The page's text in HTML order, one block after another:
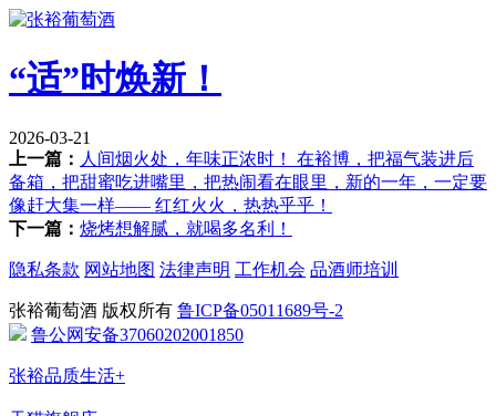
“适”时焕新！
2026-03-21
上一篇： 人间烟火处，年味正浓时！ 在裕博，把福气装进后
备箱，把甜蜜吃进嘴里，把热闹看在眼里，新的一年，一定要
像赶大集一样—— 红红火火，热热乎乎！
下一篇： 烧烤想解腻，就喝多名利！
隐私条款 网站地图 法律声明 工作机会 品酒师培训
张裕葡萄酒 版权所有 鲁ICP备05011689号-2
鲁公网安备37060202001850
张裕品质生活+